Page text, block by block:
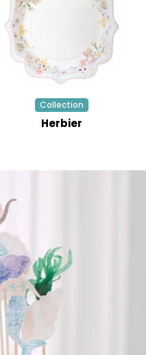
Collection
Herbier